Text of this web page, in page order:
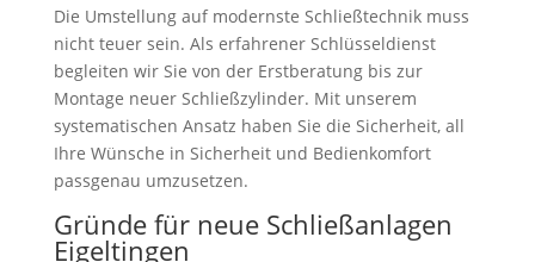
Die Umstellung auf modernste Schließtechnik muss
nicht teuer sein. Als erfahrener Schlüsseldienst
begleiten wir Sie von der Erstberatung bis zur
Montage neuer Schließzylinder. Mit unserem
systematischen Ansatz haben Sie die Sicherheit, all
Ihre Wünsche in Sicherheit und Bedienkomfort
passgenau umzusetzen.
Gründe für neue Schließanlagen
Eigeltingen